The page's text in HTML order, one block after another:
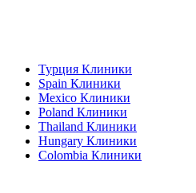
Турция Клиники
Spain Клиники
Mexico Клиники
Poland Клиники
Thailand Клиники
Hungary Клиники
Colombia Клиники